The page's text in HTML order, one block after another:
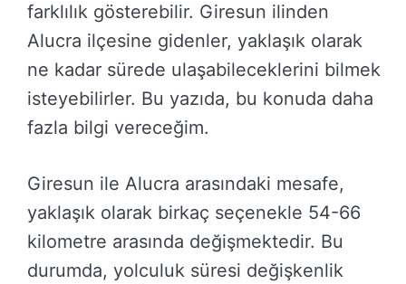
farklılık gösterebilir. Giresun ilinden
Alucra ilçesine gidenler, yaklaşık olarak
ne kadar sürede ulaşabileceklerini bilmek
isteyebilirler. Bu yazıda, bu konuda daha
fazla bilgi vereceğim.
Giresun ile Alucra arasındaki mesafe,
yaklaşık olarak birkaç seçenekle 54-66
kilometre arasında değişmektedir. Bu
durumda, yolculuk süresi değişkenlik